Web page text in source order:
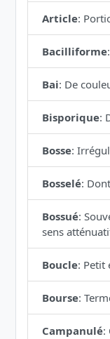
Article:
Bacilliforme:
Bai: De
Bisporique:
Bosse:
Bosselé:
Bossué:
sens
Boucle: Petit
Bourse:
Campanulé: